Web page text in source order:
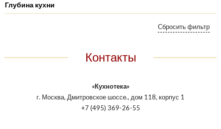
Глубина кухни
Контакты
«Кухнотека»
г. Москва, Дмитровское шоссе., дом 118, корпус 1
+7 (495) 369-26-55